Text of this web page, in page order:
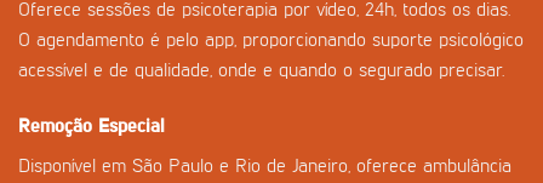
Oferece sessões de psicoterapia por vídeo, 24h, todos os dias.
O agendamento é pelo app, proporcionando suporte psicológico
acessível e de qualidade, onde e quando o segurado precisar.
Remoção Especial
Disponível em São Paulo e Rio de Janeiro, oferece ambulância